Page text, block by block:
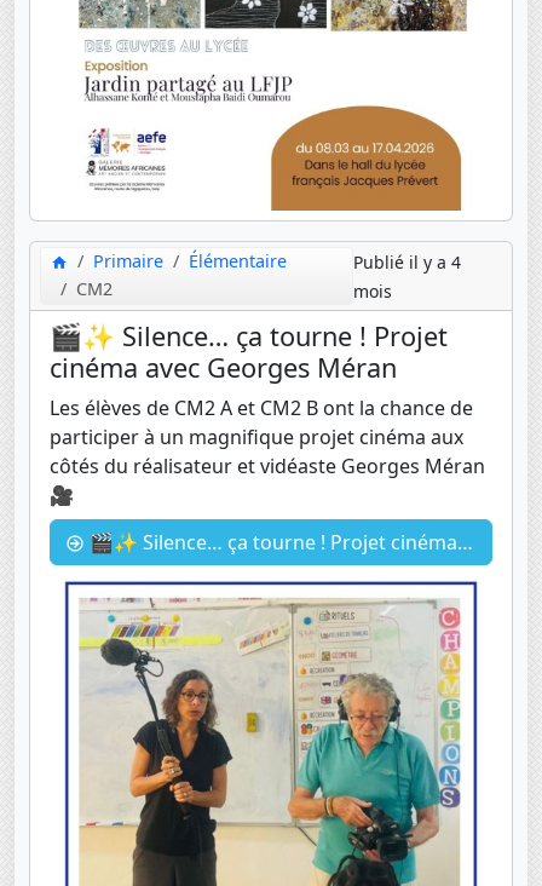
Primaire
Élémentaire
CM2
Publié il y a 4
mois
🎬✨ Silence… ça tourne ! Projet
cinéma avec Georges Méran
Les élèves de CM2 A et CM2 B ont la chance de
participer à un magnifique projet cinéma aux
côtés du réalisateur et vidéaste Georges Méran
🎥
🎬✨ Silence… ça tourne ! Projet cinéma avec Georges Méran